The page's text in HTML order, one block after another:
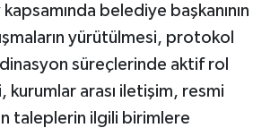
belediye başkanının
yürütülmesi, protokol
süreçlerinde aktif rol
kurumlar arası iletişim, resmi
taleplerin ilgili birimlere